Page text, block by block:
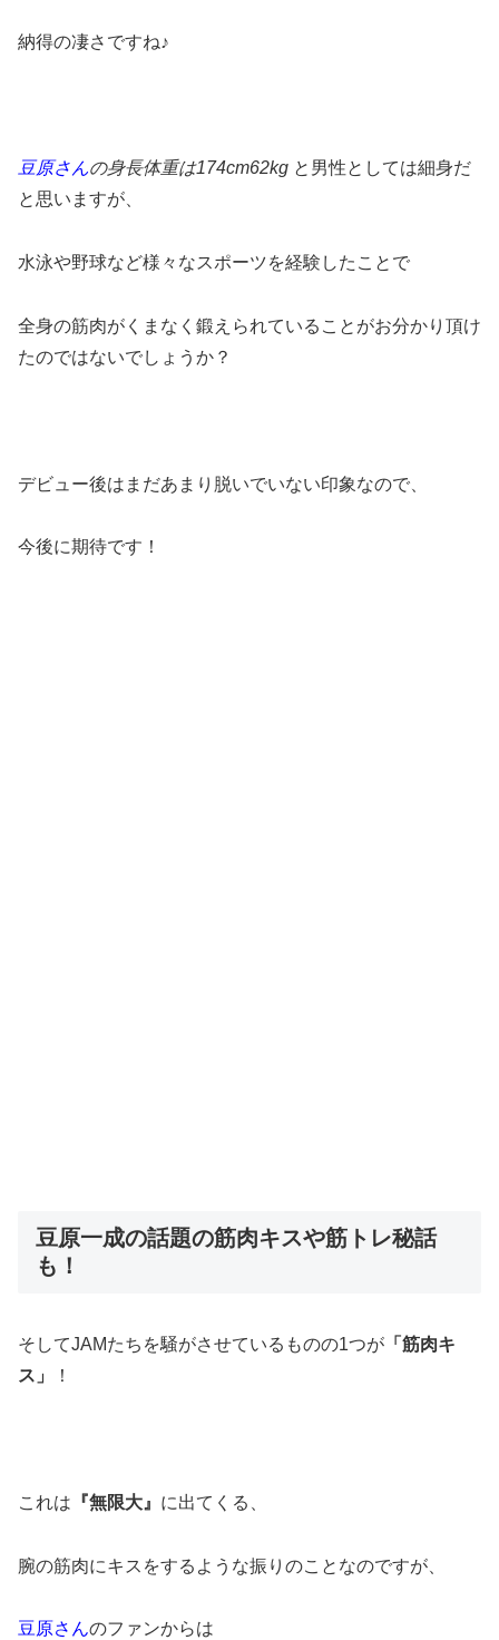
納得の凄さですね♪
豆原さんの身長体重は174cm62kg と男性としては細身だ
と思いますが、
水泳や野球など様々なスポーツを経験したことで
全身の筋肉がくまなく鍛えられていることがお分かり頂け
たのではないでしょうか？
デビュー後はまだあまり脱いでいない印象なので、
今後に期待です！
豆原一成の話題の筋肉キスや筋トレ秘話
も！
そしてJAMたちを騒がさせているものの1つが 「筋肉キ
ス」
！
これは 『無限大』 に出てくる、
腕の筋肉にキスをするような振りのことなのですが、
豆原さんのファンからは